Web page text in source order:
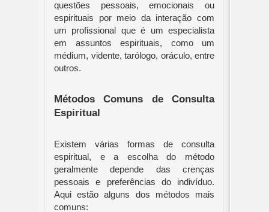
questões pessoais, emocionais ou
espirituais por meio da interação com
um profissional que é um especialista
em assuntos espirituais, como um
médium, vidente, tarólogo, oráculo, entre
outros.
Métodos Comuns de Consulta
Espiritual
Existem várias formas de consulta
espiritual, e a escolha do método
geralmente depende das crenças
pessoais e preferências do indivíduo.
Aqui estão alguns dos métodos mais
comuns: